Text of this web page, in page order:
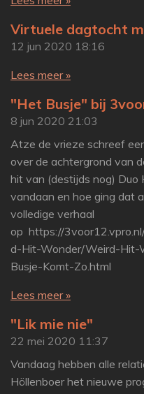
Virtuele dagtocht
12 jun 2020 18:16
Lees meer »
"Het Busje" bij
8 jun 2020 21:03
Atze de vrieze schreef
over de achtergrond van
hit van (destijds nog) Duo
vandaan en hoe ging dat
volledige verhaal
op https://
d-Hit-Wonder/Weird-
Busje-Komt-Zo.html
Lees meer »
"Lik mie nie"
22 mei 2020 11:37
Vandaag hebben alle
Höllenboer het nieuwe